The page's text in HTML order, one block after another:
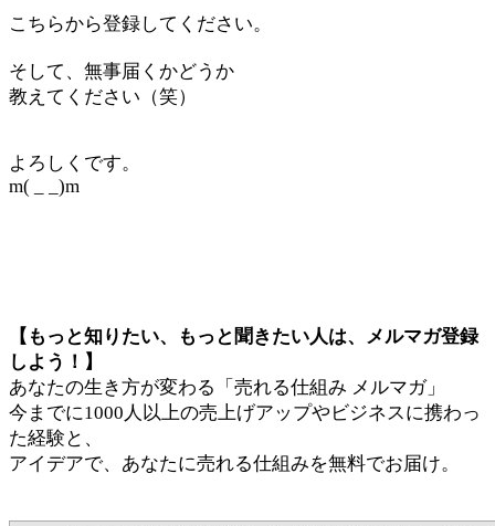
こちらから登録してください。
そして、無事届くかどうか
教えてください（笑）
よろしくです。
m( _ _)m
【もっと知りたい、もっと聞きたい人は、メルマガ登録
しよう！】
あなたの生き方が変わる「売れる仕組み メルマガ」
今までに1000人以上の売上げアップやビジネスに携わっ
た経験と、
アイデアで、あなたに売れる仕組みを無料でお届け。